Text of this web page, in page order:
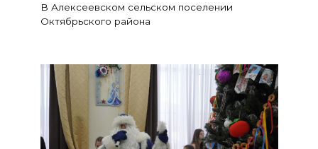
В Алексеевском сельском поселении
Октябрьского района